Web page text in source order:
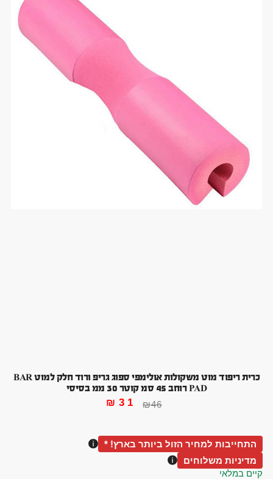
כרית ריפוד מוט משקולות אולימפי ספוג גריפ ורוד חלק למוט BAR
PAD רוחב 45 סמ קוטר 30 ממ בסיסי
₪46
₪ 31
התחייבות למחיר הזול ביותר בארץ! *
מדיניות משלוחים
קיים במלאי